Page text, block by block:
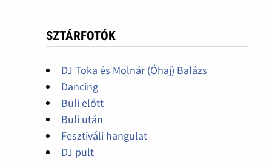
SZTÁRFOTÓK
DJ Toka és Molnár (Óhaj) Balázs
Dancing
Buli előtt
Buli után
Fesztiváli hangulat
DJ pult